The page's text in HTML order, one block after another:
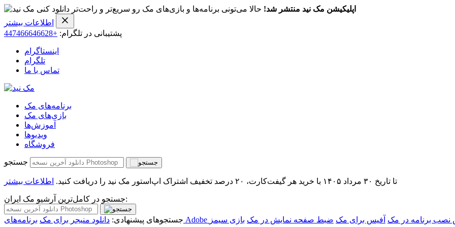
اپلیکیشن مک نید منتشر شد! حالا می‌تونی برنامه‌ها و بازی‌های مک رو سریع‌تر و راحت‌تر دانلود کنی
اطلاعات بیشتر
پشتیبانی در تلگرام: +447466646628
اینستاگرام
تلگرام
تماس با ما
برنامه‌های مک
بازی‌های مک
آموزش‌ها
ویدیو‌ها
فروشگاه
جستجو
تا تاریخ ۳۰ مرداد ۱۴۰۵ با خرید هر گیفت‌کارت، ۲۰ درصد تخفیف اشتراک اپ‌استور مک نید را دریافت کنید. اطلاعات بیشتر
جستجو در کامل‌ترین آرشیو مک ایران:
جستجوهای پیشنهادی: دانلود منیجر برای مک نصب برنامه در مک آفیس برای مک ضبط صفحه نمایش در مک بازی سیمز